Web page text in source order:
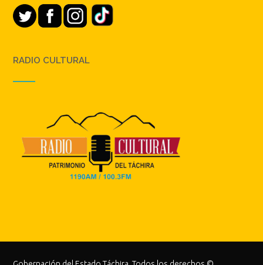
RADIO CULTURAL